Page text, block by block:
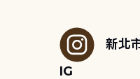
新北
IG